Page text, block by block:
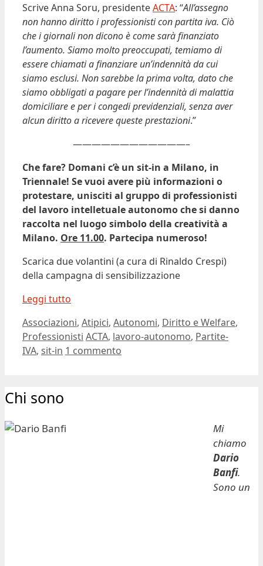
Scrive Anna Soru, presidenteACTA: “All’assegno
non hanno diritto i professionisti con partita iva. Ciò
che i giornali non dicono è come sarà finanziato
l’aumento. Siamo molto preoccupati, temiamo di
essere chiamati a finanziare un’indennità da cui
siamo esclusi. Non sarebbe la prima volta, dato che
siamo obbligati a pagare per l’indennità di malattia
domiciliare e per i congedi previdenziali, senza aver
alcun diritto a ricevere queste prestazioni.”
————————————–
Che fare? Domani c’è un sit-in a Milano, in
Triennale! Se vuoi avere più informazioni o
protestare, unisciti al gruppo di professionisti
del lavoro intelletuale autonomo che si danno
raccolta nel luogo simbolo della creatività a
Milano. Ore 11.00. Partecipa numeroso!
Scarica due volantini (a cura di Rinaldo Crespi)
della campagna di sensibilizzazione
Leggi tutto
Categorie
Associazioni, Atipici, Autonomi, Diritto e Welfare,
Professionisti Tag
ACTA, lavoro-autonomo, Partite-
IVA, sit-in 1 commento
Chi sono
Mi
chiamo
Dario
Banfi.
Sono un